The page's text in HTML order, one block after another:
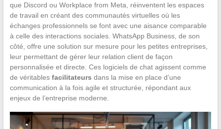
que Discord ou Workplace from Meta, réinventent les espaces
de travail en créant des communautés virtuelles où les
échanges professionnels se font avec une aisance comparable
à celle des interactions sociales. WhatsApp Business, de son
côté, offre une solution sur mesure pour les petites entreprises,
leur permettant de gérer leur relation client de façon
personnalisée et directe. Ces logiciels de chat agissent comme
de véritables facilitateurs dans la mise en place d’une
communication à la fois agile et structurée, répondant aux
enjeux de l’entreprise moderne.